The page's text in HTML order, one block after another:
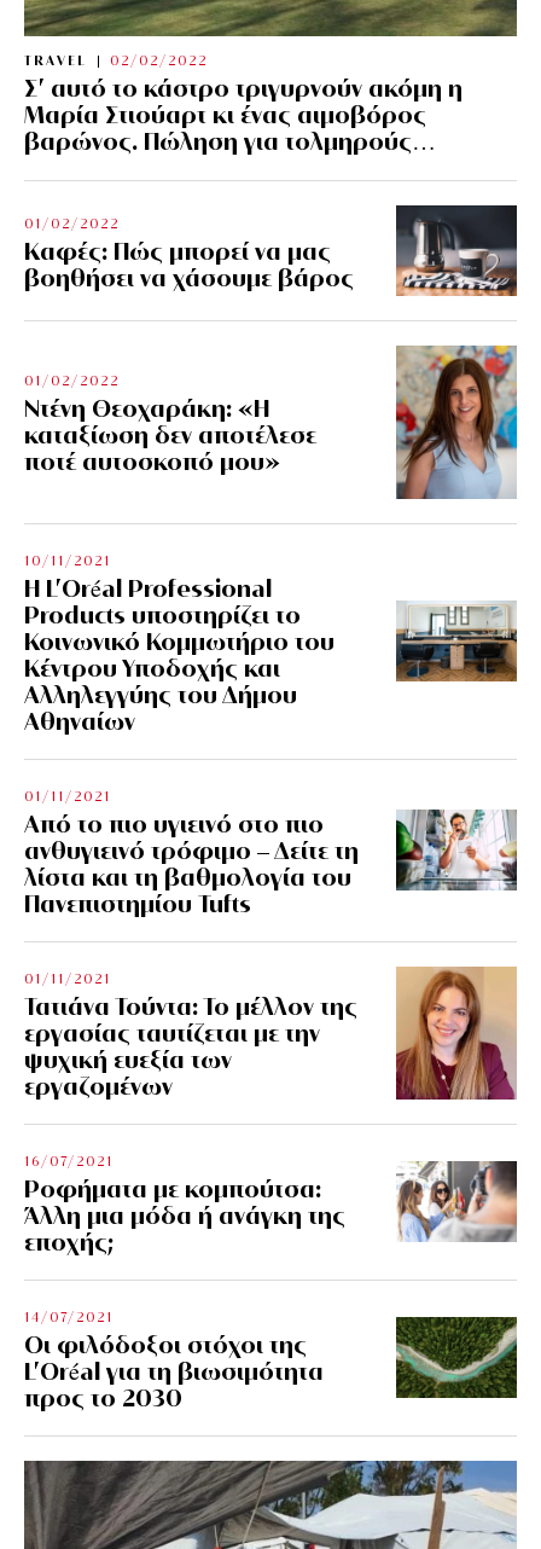
TRAVEL 02/02/2022
Σ’ αυτό το κάστρο τριγυρνούν ακόμη η
Μαρία Στιούαρτ κι ένας αιμοβόρος
βαρώνος. Πώληση για τολμηρούς…
01/02/2022
Kαφές: Πώς μπορεί να μας
βοηθήσει να χάσουμε βάρος
01/02/2022
Ντένη Θεοχαράκη: «Η
καταξίωση δεν αποτέλεσε
ποτέ αυτοσκοπό μου»
10/11/2021
Η L’Οréal Professional
Products υποστηρίζει το
Κοινωνικό Κομμωτήριο του
Κέντρου Υποδοχής και
Αλληλεγγύης του Δήμου
Αθηναίων
01/11/2021
Από το πιο υγιεινό στο πιο
ανθυγιεινό τρόφιμο – Δείτε τη
λίστα και τη βαθμολογία του
Πανεπιστημίου Tufts
01/11/2021
Τατιάνα Τούντα: Το μέλλον της
εργασίας ταυτίζεται με την
ψυχική ευεξία των
εργαζομένων
16/07/2021
Ροφήματα με κομπούτσα:
Άλλη μια μόδα ή ανάγκη της
εποχής;
14/07/2021
Οι φιλόδοξοι στόχοι της
L’Oréal για τη βιωσιμότητα
προς το 2030